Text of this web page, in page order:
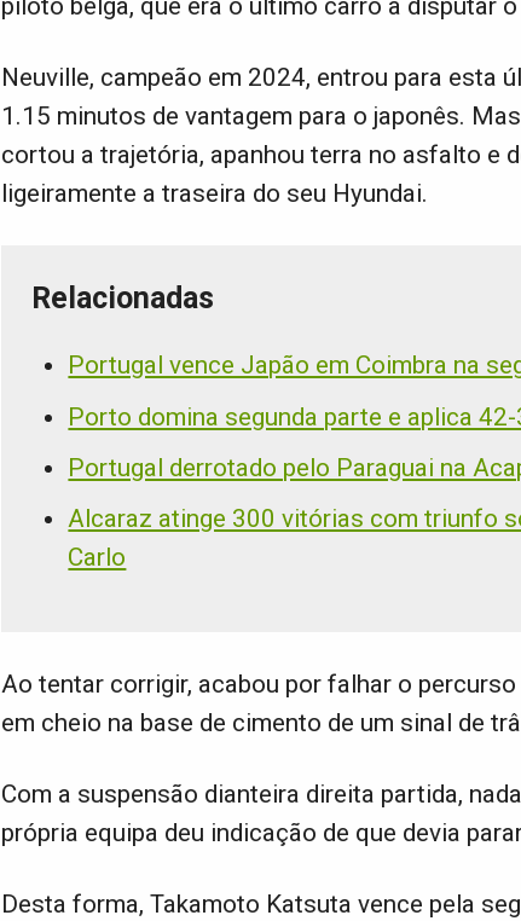
Neuville, campeão em 2024, entrou para esta
1.15 minutos de vantagem para o japonês.
cortou a trajetória, apanhou terra no asfalto e
ligeiramente a traseira do seu Hyundai.
Relacionadas
Portugal vence Japão em Coimbra na
Porto domina segunda parte e aplica
Portugal derrotado pelo Paraguai na
Alcaraz atinge 300 vitórias com triunfo
Carlo
Ao tentar corrigir, acabou por falhar o
em cheio na base de cimento de um sinal de
Com a suspensão dianteira direita partida,
própria equipa deu indicação de que devia
Desta forma, Takamoto Katsuta vence pela